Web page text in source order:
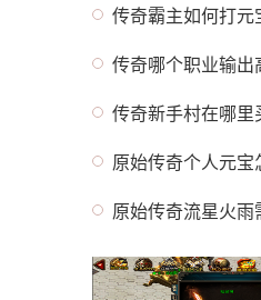
传奇霸主如何打元
传奇哪个职业输出
传奇新手村在哪里
原始传奇个人元宝
原始传奇流星火雨